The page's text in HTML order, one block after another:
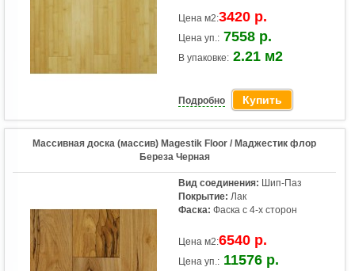
Цена м2:3420 р.
Цена уп.: 7558 р.
В упаковке: 2.21 м2
Подробно Купить
Массивная доска (массив) Magestik Floor / Маджестик флор
Береза Черная
Вид соединения: Шип-Паз
Покрытие: Лак
Фаска: Фаска с 4-х сторон
Цена м2:6540 р.
Цена уп.: 11576 р.